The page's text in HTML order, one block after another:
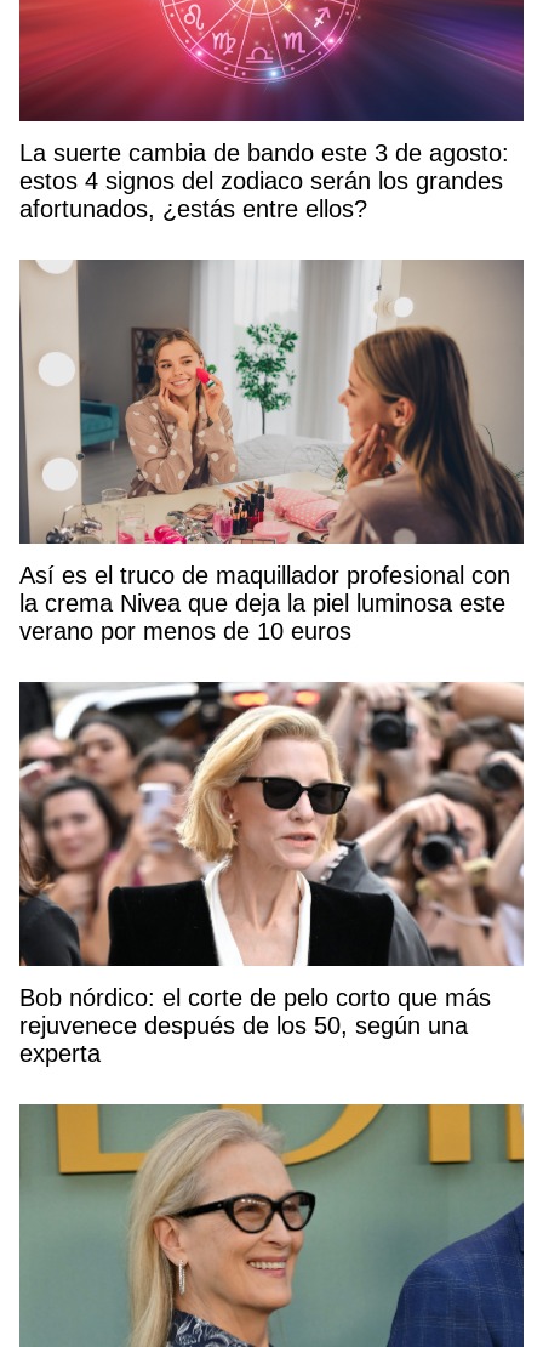
La suerte cambia de bando este 3 de agosto:
estos 4 signos del zodiaco serán los grandes
afortunados, ¿estás entre ellos?
Así es el truco de maquillador profesional con
la crema Nivea que deja la piel luminosa este
verano por menos de 10 euros
Bob nórdico: el corte de pelo corto que más
rejuvenece después de los 50, según una
experta